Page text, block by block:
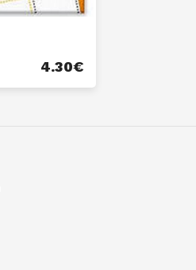
4.30€